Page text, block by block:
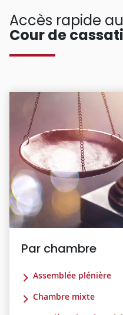
Accès rapide
Cour de
Par chambre
Assemblée plénière
Chambre mixte